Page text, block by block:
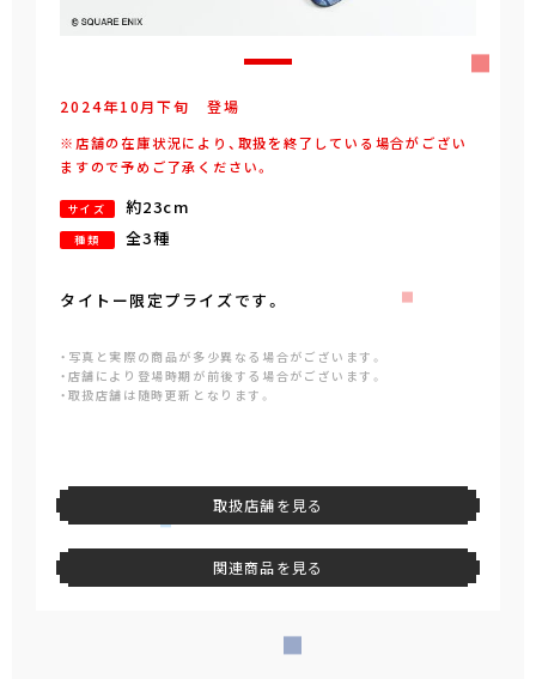
2024年10月下旬 登場
※店舗の在庫状況により、取扱を終了している場合がござい
ますので予めご了承ください。
サイズ 約23cm
種類 全3種
タイトー限定プライズです。
・写真と実際の商品が多少異なる場合がございます。
・店舗により登場時期が前後する場合がございます。
・取扱店舗は随時更新となります。
取扱店舗を見る
関連商品を見る